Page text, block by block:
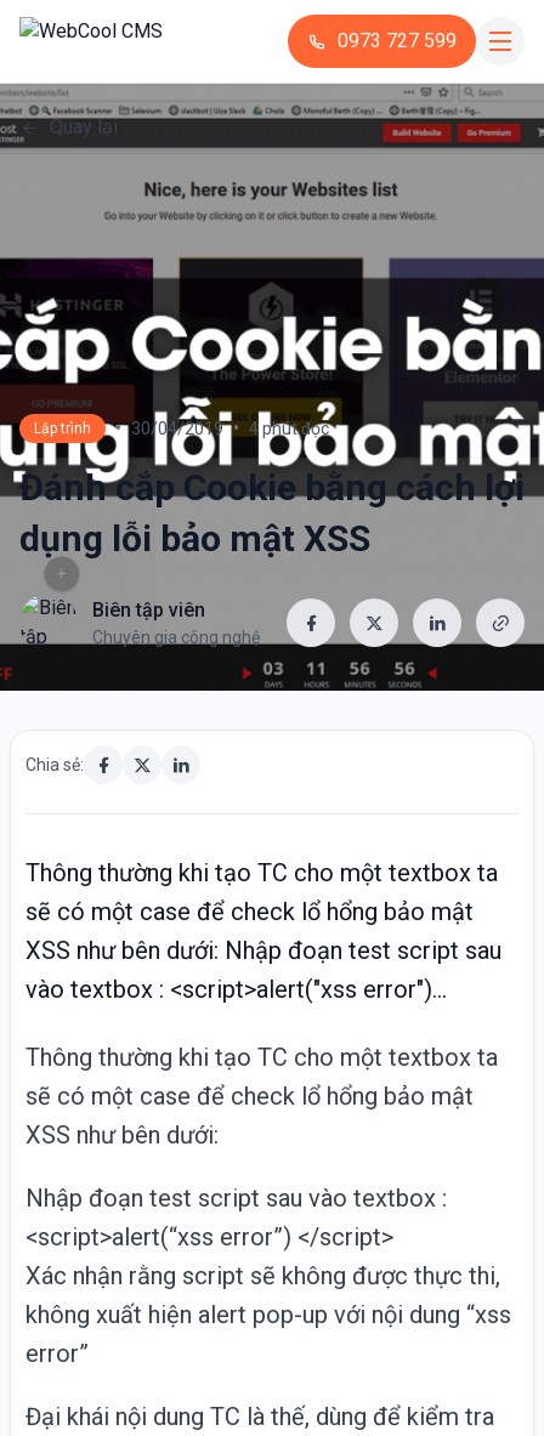
0973 727 599
Quay lại
Lập trình • 30/04/2019 • 4 phút đọc
Đánh cắp Cookie bằng cách lợi
dụng lỗi bảo mật XSS
Biên tập viên
Chuyên gia công nghệ
Chia sẻ:
Thông thường khi tạo TC cho một textbox ta
sẽ có một case để check lổ hổng bảo mật
XSS như bên dưới: Nhập đoạn test script sau
vào textbox : <script>alert("xss error")...
Thông thường khi tạo TC cho một textbox ta
sẽ có một case để check lổ hổng bảo mật
XSS như bên dưới:
Nhập đoạn test script sau vào textbox :
<script>alert(“xss error”) </script>
Xác nhận rằng script sẽ không được thực thi,
không xuất hiện alert pop-up với nội dung “xss
error”
Đại khái nội dung TC là thế, dùng để kiểm tra